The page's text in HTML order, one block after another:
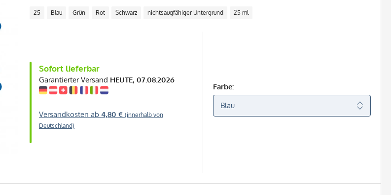
25 Blau Grün Rot Schwarz nichtsaugfähiger Untergrund 25 ml
Sofort lieferbar
Garantierter Versand HEUTE, 07.08.2026
Versandkosten ab 4,80 € (innerhalb von
Deutschland)
Farbe: